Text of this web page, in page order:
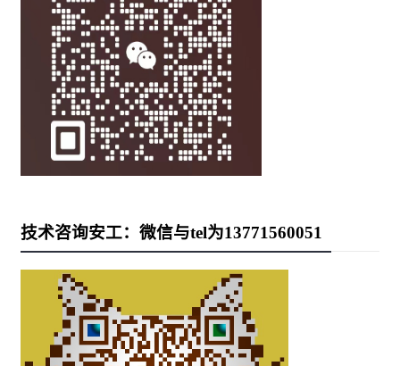
技术咨询安工：微信与tel为13771560051